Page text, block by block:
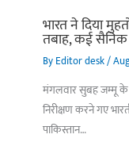
भारत ने दिया
तबाह, कई सैनिक
ByEditor desk/
मंगलवार सुबह जम्मू के
निरीक्षण करने गए
पाकिस्तान…